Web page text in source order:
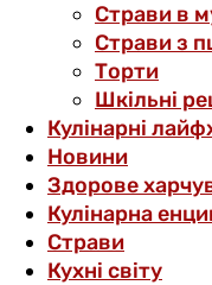
Страви в
Страви з
Торти
Шкільні
Кулінарні
Новини
Здорове
Кулінарна
Страви
Кухні світу